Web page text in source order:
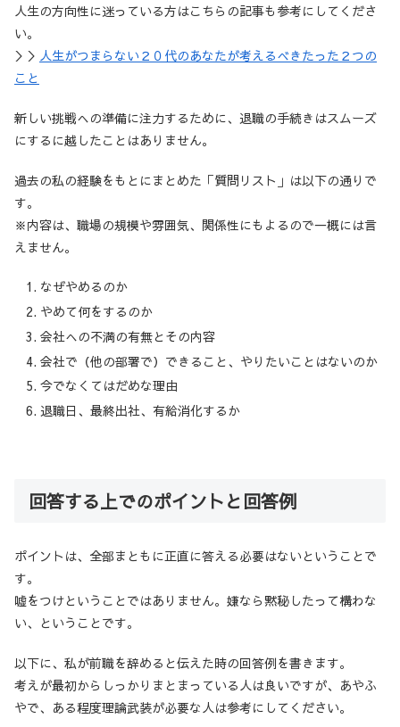
人生の方向性に迷っている方はこちらの記事も参考にしてくださ
い。
＞＞ 人生がつまらない２０代のあなたが考えるべきたった２つの
こと
新しい挑戦への準備に注力するために、退職の手続きはスムーズ
にするに越したことはありません。
過去の私の経験をもとにまとめた「質問リスト」は以下の通りで
す。
※内容は、職場の規模や雰囲気、関係性にもよるので一概には言
えません。
なぜやめるのか
やめて何をするのか
会社への不満の有無とその内容
会社で（他の部署で）できること、やりたいことはないのか
今でなくてはだめな理由
退職日、最終出社、有給消化するか
回答する上でのポイントと回答例
ポイントは、全部まともに正直に答える必要はないということで
す。
嘘をつけということではありません。嫌なら黙秘したって構わな
い、ということです。
以下に、私が前職を辞めると伝えた時の回答例を書きます。
考えが最初からしっかりまとまっている人は良いですが、あやふ
やで、ある程度理論武装が必要な人は参考にしてください。